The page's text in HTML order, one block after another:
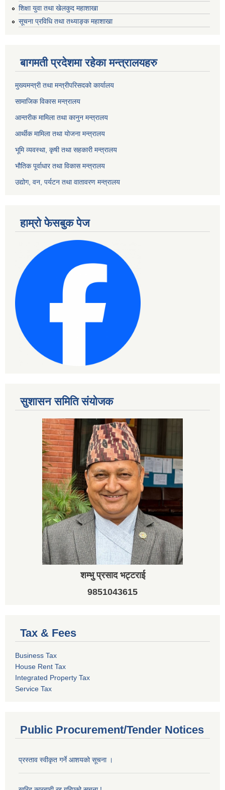
शिक्षा युवा तथा खेलकुद महाशाखा
सूचना प्रविधि तथा तथ्याङ्क महाशाखा
बागमती प्रदेशमा रहेका मन्त्रालयहरु
मुख्यमन्त्री तथा मन्त्रीपरिसदको कार्यालय
सामाजिक विकास मन्त्रालय
आन्तरीक मामिला तथा कानुन मन्त्रालय
आर्थीक मामिला तथा योजना मन्त्रालय
भूमि व्यवस्था, कृषी तथा सहकारी मन्त्रालय
भौतिक पूर्वाधार तथा विकास मन्त्रालय
उद्योग, वन, पर्यटन तथा वातावरण मन्त्रालय
हाम्रो फेसबुक पेज
सुशासन समिति संयोजक
शम्भु प्रसाद भट्टराई
9851043615
Tax & Fees
Business Tax
House Rent Tax
Integrated Property Tax
Service Tax
Public Procurement/Tender Notices
प्रस्ताव स्वीकृत गर्ने आशयको सूचना ।